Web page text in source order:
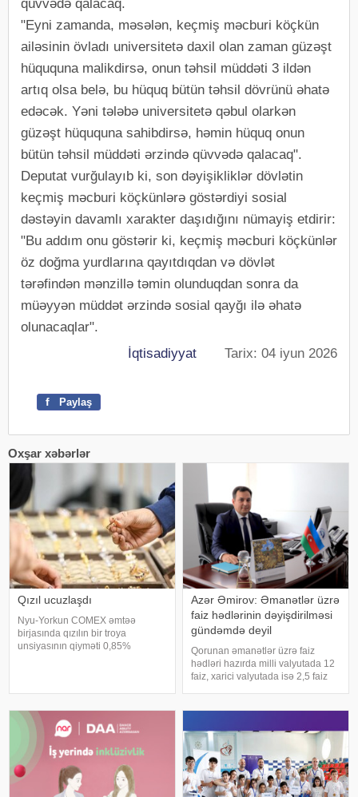
qüvvədə qalacaq.
"Eyni zamanda, məsələn, keçmiş məcburi köçkün
ailəsinin övladı universitetə daxil olan zaman güzəşt
hüququna malikdirsə, onun təhsil müddəti 3 ildən
artıq olsa belə, bu hüquq bütün təhsil dövrünü əhatə
edəcək. Yəni tələbə universitetə qəbul olarkən
güzəşt hüququna sahibdirsə, həmin hüquq onun
bütün təhsil müddəti ərzində qüvvədə qalacaq".
Deputat vurğulayıb ki, son dəyişikliklər dövlətin
keçmiş məcburi köçkünlərə göstərdiyi sosial
dəstəyin davamlı xarakter daşıdığını nümayiş etdirir:
"Bu addım onu göstərir ki, keçmiş məcburi köçkünlər
öz doğma yurdlarına qayıtdıqdan və dövlət
tərəfindən mənzillə təmin olunduqdan sonra da
müəyyən müddət ərzində sosial qayğı ilə əhatə
olunacaqlar".
İqtisadiyyat Tarix: 04 iyun 2026
f Paylaş
Oxşar xəbərlər
Qızıl ucuzlaşdı
Nyu-Yorkun COMEX əmtəə
birjasında qızılın bir troya
unsiyasının qiyməti 0,85%
qiyməti də 2,3% azalara
Azər Əmirov: Əmanətlər üzrə
faiz hədlərinin dəyişdirilməsi
gündəmdə deyil
Qorunan əmanətlər üzrə faiz
hədləri hazırda milli valyutada 12
faiz, xarici valyutada isə 2,5 faiz
Azər Əmirov Fondun Mill